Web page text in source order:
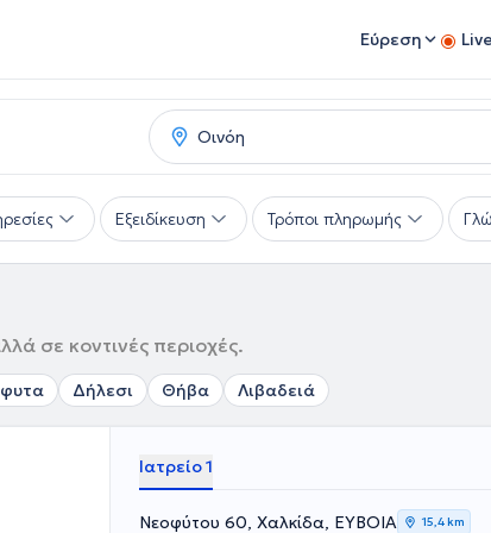
Εύρεση
Εξειδίκευση Τρόποι πληρωμής
σε κοντινές περιοχές.
Δήλεσι Θήβα Λιβαδειά
Ιατρείο 1
Νεοφύτου 60, Χαλκίδα, ΕΥΒΟΙΑ 15,4 km